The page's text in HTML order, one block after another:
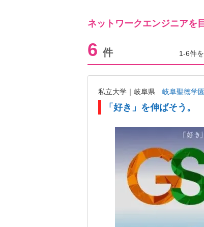
ネットワークエンジニアを
6 件 1-6件
私立大学｜岐阜県 岐阜聖徳学
「好き」を伸ばそう。